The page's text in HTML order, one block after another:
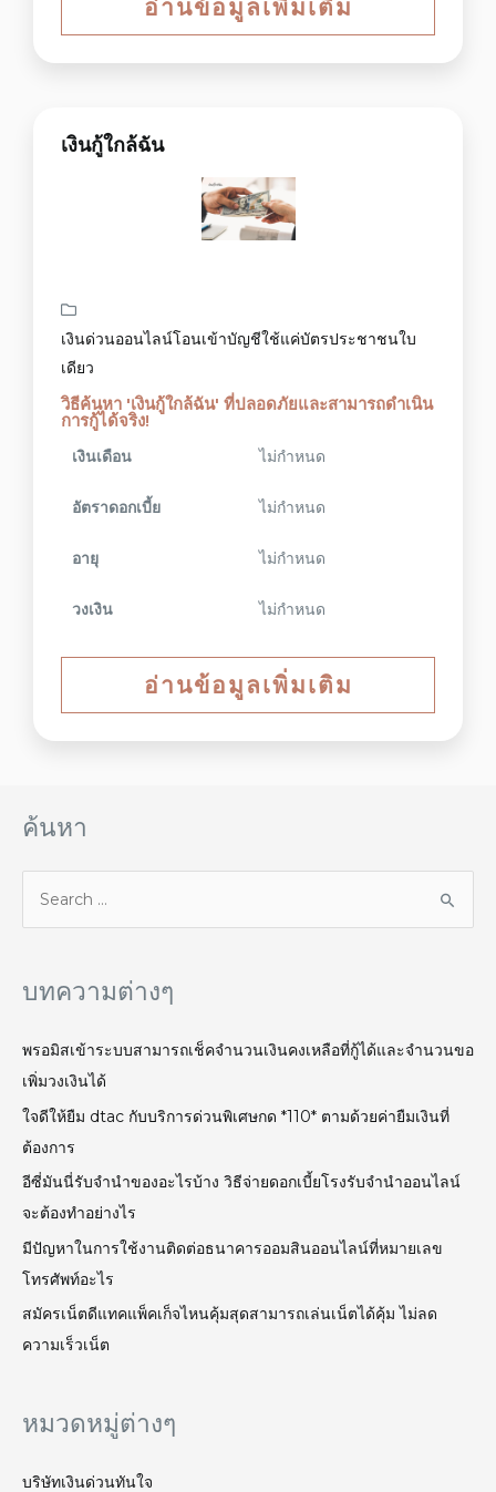
อ่านข้อมูลเพิ่มเติม
เงินกู้ใกล้ฉัน
เงินด่วนออนไลน์โอนเข้าบัญชีใช้แค่บัตรประชาชนใบ
เดียว
วิธีค้นหา 'เงินกู้ใกล้ฉัน' ที่ปลอดภัยและสามารถดำเนิน
การกู้ได้จริง!
เงินเดือน ไม่กำหนด
อัตราดอกเบี้ย ไม่กำหนด
อายุ ไม่กำหนด
วงเงิน ไม่กำหนด
อ่านข้อมูลเพิ่มเติม
ค้นหา
บทความต่างๆ
พรอมิสเข้าระบบสามารถเช็คจำนวนเงินคงเหลือที่กู้ได้และจำนวนขอ
เพิ่มวงเงินได้
ใจดีให้ยืม dtac กับบริการด่วนพิเศษกด *110* ตามด้วยค่ายืมเงินที่
ต้องการ
อีซี่มันนี่รับจำนำของอะไรบ้าง วิธีจ่ายดอกเบี้ยโรงรับจํานําออนไลน์
จะต้องทำอย่างไร
มีปัญหาในการใช้งานติดต่อธนาคารออมสินออนไลน์ที่หมายเลข
โทรศัพท์อะไร
สมัคร​เน็ต​ดี​แทคแพ็คเก็จไหนคุ้มสุดสามารถเล่นเน็ตได้คุ้ม ไม่ลด
ความเร็วเน็ต
หมวดหมู่ต่างๆ
บริษัทเงินด่วนทันใจ